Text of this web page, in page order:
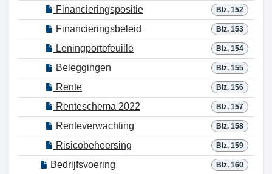
Blz. 152
Financieringspositie
Blz. 153
Financieringsbeleid
Blz. 154
Leningportefeuille
Blz. 155
Beleggingen
Blz. 156
Rente
Blz. 157
Renteschema 2022
Blz. 158
Renteverwachting
Blz. 159
Risicobeheersing
Blz. 160
Bedrijfsvoering